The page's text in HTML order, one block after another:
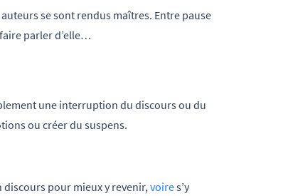
se sont rendus maîtres. Entre pause
parler d’elle…
une interruption du discours ou du
ou créer du suspens.
pour mieux y revenir,voires’y